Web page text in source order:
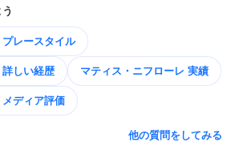
レースタイル
しい経歴 マティス・ニフローレ 実績
ディア評価
他の質問をしてみる